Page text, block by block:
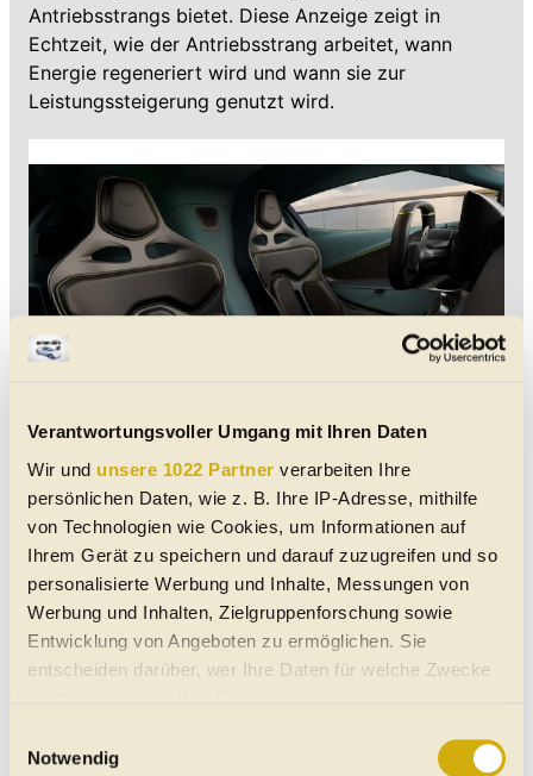
Verantwortungsvoller Umgang mit Ihren Daten
Wir und unsere 1022 Partner verarbeiten Ihre
persönlichen Daten, wie z. B. Ihre IP-Adresse, mithilfe
von Technologien wie Cookies, um Informationen auf
Ihrem Gerät zu speichern und darauf zuzugreifen und so
personalisierte Werbung und Inhalte, Messungen von
Werbung und Inhalten, Zielgruppenforschung sowie
Entwicklung von Angeboten zu ermöglichen. Sie
entscheiden darüber, wer Ihre Daten für welche Zwecke
Trigger Symbol ändern oder widerrufen
Notwendig
Antriebsstrangs bietet. Diese Anzeige zeigt in
Echtzeit, wie der Antriebsstrang arbeitet, wann
Energie regeneriert wird und wann sie zur
Leistungssteigerung genutzt wird.